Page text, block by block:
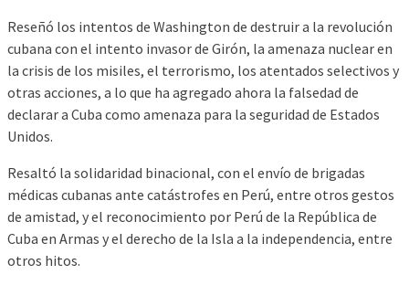
Reseñó los intentos de Washington de destruir a la revolución
cubana con el intento invasor de Girón, la amenaza nuclear en
la crisis de los misiles, el terrorismo, los atentados selectivos y
otras acciones, a lo que ha agregado ahora la falsedad de
declarar a Cuba como amenaza para la seguridad de Estados
Unidos.
Resaltó la solidaridad binacional, con el envío de brigadas
médicas cubanas ante catástrofes en Perú, entre otros gestos
de amistad, y el reconocimiento por Perú de la República de
Cuba en Armas y el derecho de la Isla a la independencia, entre
otros hitos.